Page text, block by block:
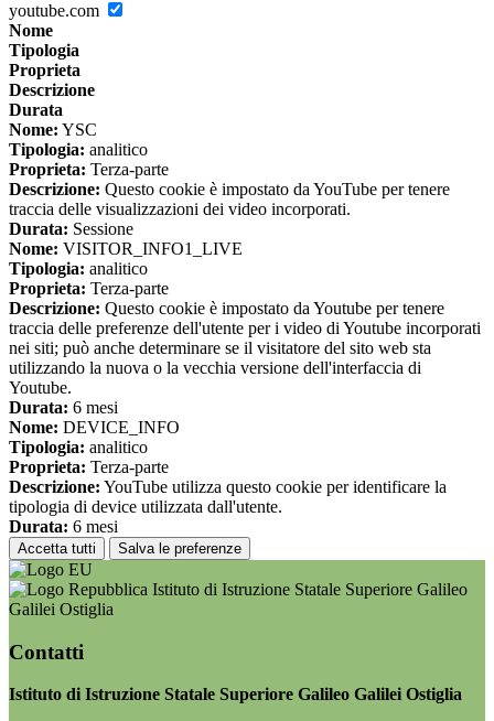
youtube.com
Nome
Tipologia
Proprieta
Descrizione
Durata
Nome: YSC
Tipologia: analitico
Proprieta: Terza-parte
Descrizione: Questo cookie è impostato da YouTube per tenere
traccia delle visualizzazioni dei video incorporati.
Durata: Sessione
Nome: VISITOR_INFO1_LIVE
Tipologia: analitico
Proprieta: Terza-parte
Descrizione: Questo cookie è impostato da Youtube per tenere
traccia delle preferenze dell'utente per i video di Youtube incorporati
nei siti; può anche determinare se il visitatore del sito web sta
utilizzando la nuova o la vecchia versione dell'interfaccia di
Youtube.
Durata: 6 mesi
Nome: DEVICE_INFO
Tipologia: analitico
Proprieta: Terza-parte
Descrizione: YouTube utilizza questo cookie per identificare la
tipologia di device utilizzata dall'utente.
Durata: 6 mesi
Accetta tutti Salva le preferenze
Istituto di Istruzione Statale Superiore Galileo
Galilei Ostiglia
Contatti
Istituto di Istruzione Statale Superiore Galileo Galilei Ostiglia